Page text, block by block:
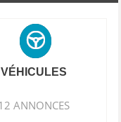
VÉHICULES
ANNONCES